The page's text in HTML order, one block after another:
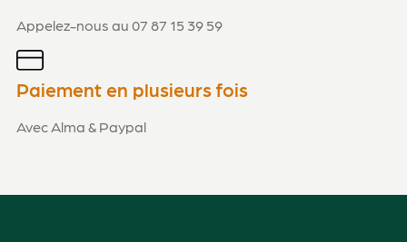
Appelez-nous au 07 87 15 39 59
Paiement en plusieurs fois
Avec Alma & Paypal